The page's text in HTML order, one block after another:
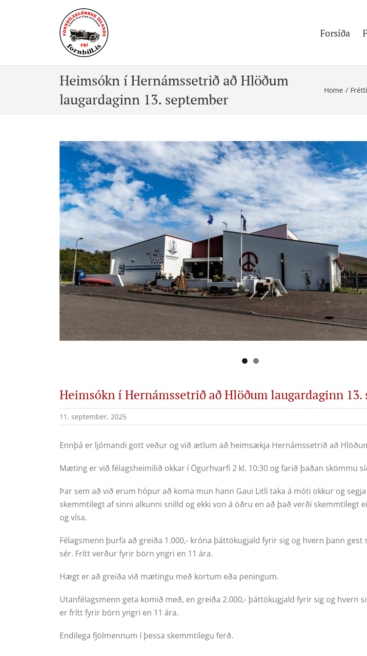
Forsíða
Heimsókn í Hernámssetrið að Hlöðum
laugardaginn 13. september
Home /
View
Larger
Image
Heimsókn í Hernámssetrið að Hlöðum laugardaginn 13.
11. september, 2025
Ennþá er ljómandi gott veður og við ætlum að heimsækja Hernámssetrið að
Mæting er við félagsheimilið okkar í Ögurhvarfi 2 kl. 10:30 og farið þaðan skömmu
Þar sem að við erum hópur að koma mun hann Gaui Litli taka á móti okkur og
skemmtilegt af sinni alkunni snilld og ekki von á öðru en að það verði skemmtilegt
og vísa.
Félagsmenn þurfa að greiða 1.000,- króna þáttökugjald fyrir sig og hvern þann gest
sér. Frítt verður fyrir börn yngri en 11 ára.
Hægt er að greiða við mætingu með kortum eða peningum.
Utanfélagsmenn geta komið með, en greiða 2.000,- þáttökugjald fyrir sig og hvern
er frítt fyrir börn yngri en 11 ára.
Endilega fjölmennum í þessa skemmtilegu ferð.